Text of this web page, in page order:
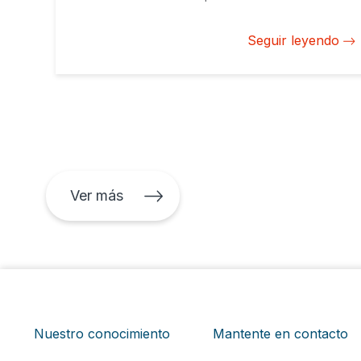
convirtiendo en factores críticos para laSeguir leyendo
Ver más
Nuestro conocimiento Mantente en contacto